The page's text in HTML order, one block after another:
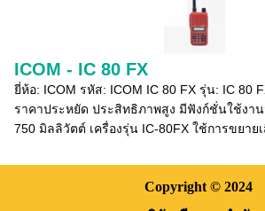
ICOM - IC 80 FX
ยี่ห้อ: ICOM รหัส: ICOM IC 80 FX รุ่น: IC 80
ราคาประหยัด ประสิทธิภาพสูง มีฟังก์ชั่นใช้งาน
750 มิลลิวัตต์ เครื่องรุ่น IC-80FX ใช้การขยายเ
Copyright © 2024